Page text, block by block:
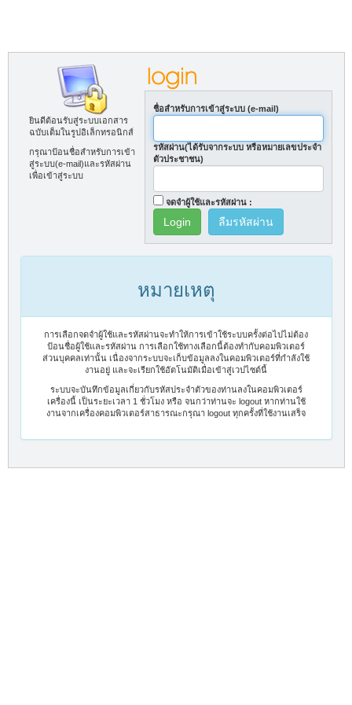
ชื่อสำหรับการเข้าสู่ระบบ (e-mail)
รหัสผ่าน(ได้รับจากระบบ หรือหมายเลขประจำ
ตัวประชาชน)
จดจำผู้ใช้และรหัสผ่าน :
ลืมรหัสผ่าน
ยินดีต้อนรับสู่ระบบเอกสาร
ฉบับเต็มในรูปอิเล็กทรอนิกส์
กรุณาป้อนชื่อสำหรับการเข้า
สู่ระบบ(e-mail)และรหัสผ่าน
เพื่อเข้าสู่ระบบ
หมายเหตุ
การเลือกจดจำผู้ใช้และรหัสผ่านจะทำให้การเข้าใช้ระบบครั้งต่อไปไม่ต้อง
ป้อนชื่อผู้ใช้และรหัสผ่าน การเลือกใช้ทางเลือกนี้ต้องทำกับคอมพิวเตอร์
ส่วนบุคคลเท่านั้น เนื่องจากระบบจะเก็บข้อมูลลงในคอมพิวเตอร์ที่กำลังใช้
งานอยู่ และจะเรียกใช้อัตโนมัติเมื่อเข้าสู่เวปไซต์นี้
ระบบจะบันทึกข้อมูลเกี่ยวกับรหัสประจำตัวของท่านลงในคอมพิวเตอร์
เครื่องนี้ เป็นระยะเวลา 1 ชั่วโมง หรือ จนกว่าท่านจะ logout หากท่านใช้
งานจากเครื่องคอมพิวเตอร์สาธารณะกรุณา logout ทุกครั้งที่ใช้งานเสร็จ